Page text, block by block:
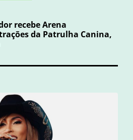
recebe Arena
da Patrulha Canina,